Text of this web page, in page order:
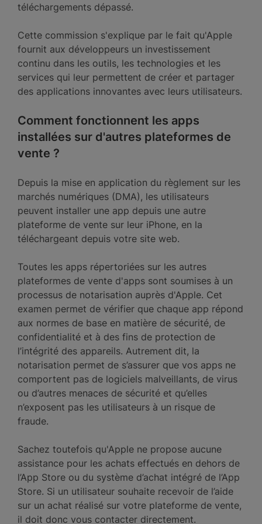
téléchargements dépassé.
Cette commission s'explique par le fait qu'Apple
fournit aux développeurs un investissement
continu dans les outils, les technologies et les
services qui leur permettent de créer et partager
des applications innovantes avec leurs utilisateurs.
Comment fonctionnent les apps
installées sur d'autres plateformes de
vente ?
Depuis la mise en application du règlement sur les
marchés numériques (DMA), les utilisateurs
peuvent installer une app depuis une autre
plateforme de vente sur leur iPhone, en la
téléchargeant depuis votre site web.
Toutes les apps répertoriées sur les autres
plateformes de vente d'apps sont soumises à un
processus de notarisation auprès d'Apple. Cet
examen permet de vérifier que chaque app répond
aux normes de base en matière de sécurité, de
confidentialité et à des fins de protection de
l’intégrité des appareils. Autrement dit, la
notarisation permet de s’assurer que vos apps ne
comportent pas de logiciels malveillants, de virus
ou d’autres menaces de sécurité et qu’elles
n’exposent pas les utilisateurs à un risque de
fraude.
Sachez toutefois qu'Apple ne propose aucune
assistance pour les achats effectués en dehors de
l’App Store ou du système d’achat intégré de l’App
Store. Si un utilisateur souhaite recevoir de l’aide
sur un achat réalisé sur votre plateforme de vente,
il doit donc vous contacter directement.